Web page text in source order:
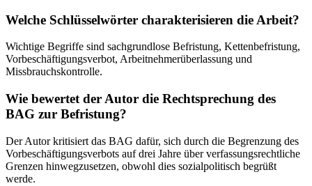
Welche Schlüsselwörter charakterisieren die Arbeit?
Wichtige Begriffe sind sachgrundlose Befristung, Kettenbefristung,
Vorbeschäftigungsverbot, Arbeitnehmerüberlassung und
Missbrauchskontrolle.
Wie bewertet der Autor die Rechtsprechung des
BAG zur Befristung?
Der Autor kritisiert das BAG dafür, sich durch die Begrenzung des
Vorbeschäftigungsverbots auf drei Jahre über verfassungsrechtliche
Grenzen hinwegzusetzen, obwohl dies sozialpolitisch begrüßt
werde.